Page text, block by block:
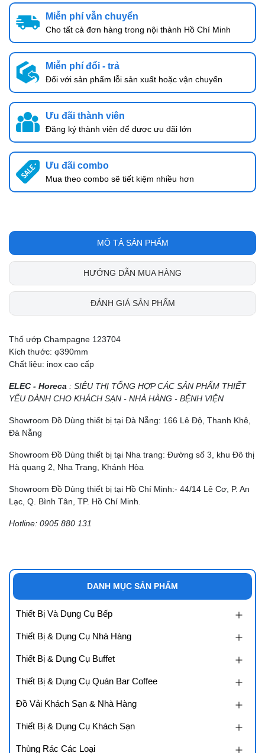
Miễn phí vẫn chuyển
Cho tất cả đơn hàng trong nội thành Hồ Chí Minh
Miễn phí đổi - trả
Đối với sản phẩm lỗi sản xuất hoặc vận chuyển
Ưu đãi thành viên
Đăng ký thành viên để được ưu đãi lớn
Ưu đãi combo
Mua theo combo sẽ tiết kiệm nhiều hơn
MÔ TẢ SẢN PHẨM
HƯỚNG DẪN MUA HÀNG
ĐÁNH GIÁ SẢN PHẨM
Thố ướp Champagne 123704
Kích thước: φ390mm
Chất liệu: inox cao cấp
ELEC - Horeca : SIÊU THỊ TỔNG HỢP CÁC SẢN PHẨM THIẾT
YẾU DÀNH CHO KHÁCH SẠN - NHÀ HÀNG - BỆNH VIỆN
Showroom Đồ Dùng thiết bị tại Đà Nẵng: 166 Lê Độ, Thanh Khê,
Đà Nẵng
Showroom Đồ Dùng thiết bị tại Nha trang: Đường số 3, khu Đô thị
Hà quang 2, Nha Trang, Khánh Hòa
Showroom Đồ Dùng thiết bị tại Hồ Chí Minh:- 44/14 Lê Cơ, P. An
Lạc, Q. Bình Tân, TP. Hồ Chí Minh.
Hotline: 0905 880 131
DANH MỤC SẢN PHẨM
Thiết Bị Và Dụng Cụ Bếp
Thiết Bị & Dụng Cụ Nhà Hàng
Thiết Bị & Dụng Cụ Buffet
Thiết Bị & Dụng Cụ Quán Bar Coffee
Đồ Vải Khách Sạn & Nhà Hàng
Thiết Bị & Dụng Cụ Khách Sạn
Thùng Rác Các Loại